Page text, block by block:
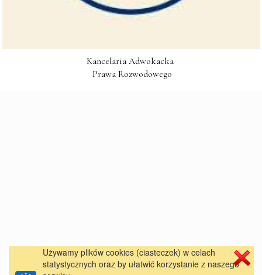
Kancelaria Adwokacka
Prawa Rozwodowego
Używamy plików cookies (ciasteczek) w celach
statystycznych oraz by ułatwić korzystanie z naszego